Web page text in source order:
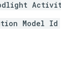
Model Id